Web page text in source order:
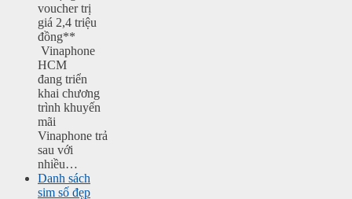
voucher trị
giá 2,4 triệu
đồng**
Vinaphone
HCM
đang triển
khai chương
trình khuyến
mãi
Vinaphone trả
sau với
nhiều…
Danh sách
sim số đẹp